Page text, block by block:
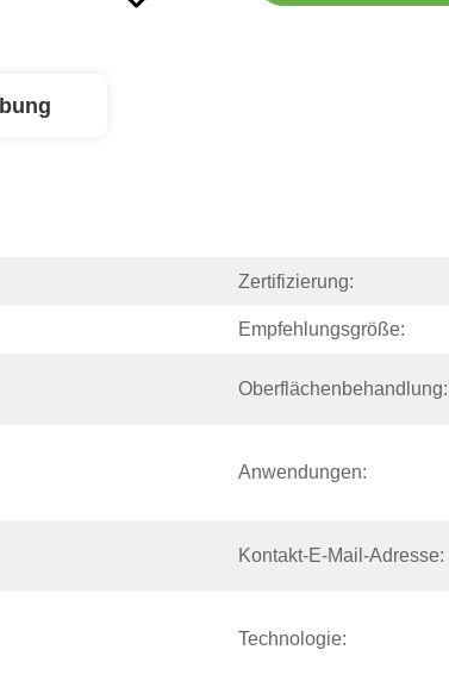
Zertifizierung:
Empfehlungsgröße:
Oberflächenbehandlung:
Anwendungen:
Kontakt-E-Mail-Adresse:
Technologie: